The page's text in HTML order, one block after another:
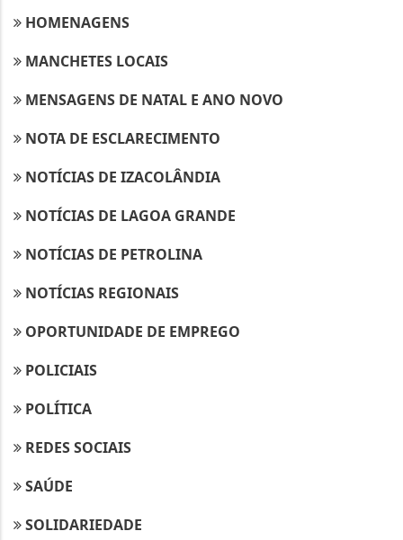
HOMENAGENS
MANCHETES LOCAIS
MENSAGENS DE NATAL E ANO NOVO
NOTA DE ESCLARECIMENTO
NOTÍCIAS DE IZACOLÂNDIA
NOTÍCIAS DE LAGOA GRANDE
NOTÍCIAS DE PETROLINA
NOTÍCIAS REGIONAIS
OPORTUNIDADE DE EMPREGO
POLICIAIS
POLÍTICA
REDES SOCIAIS
SAÚDE
SOLIDARIEDADE